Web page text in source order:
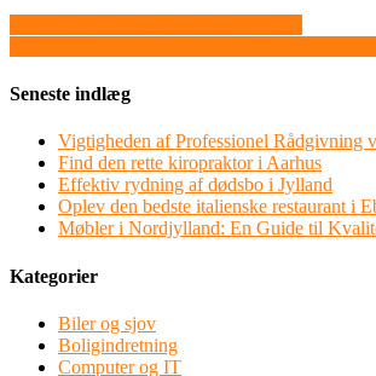
Seneste indlæg
Vigtigheden af Professionel Rådgivning
Find den rette kiropraktor i Aarhus
Effektiv rydning af dødsbo i Jylland
Oplev den bedste italienske restaurant i
Møbler i Nordjylland: En Guide til
Kategorier
Biler og sjov
Boligindretning
Computer og IT